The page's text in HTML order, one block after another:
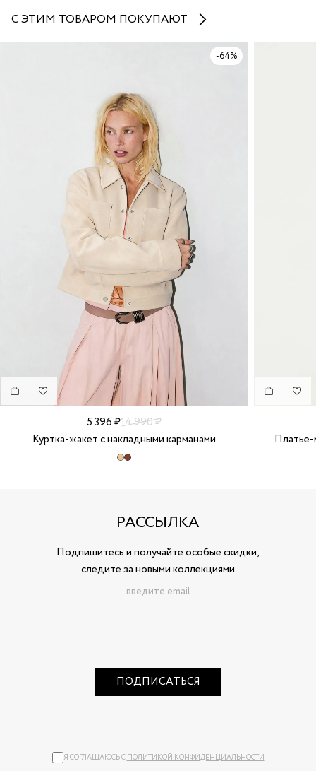
С ЭТИМ ТОВАРОМ ПОКУПАЮТ
5 396 ₽14 990 ₽
Куртка-жакет с накладными карманами
-64%
Платье-
РАССЫЛКА
Подпишитесь и получайте особые скидки,
следите за новыми коллекциями
ПОДПИСАТЬСЯ
Я СОГЛАШАЮСЬ С ПОЛИТИКОЙ КОНФИДЕНЦИАЛЬНОСТИ